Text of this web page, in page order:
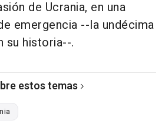
de Ucrania, en una
emergencia --la undécima
su historia--.
estos temas